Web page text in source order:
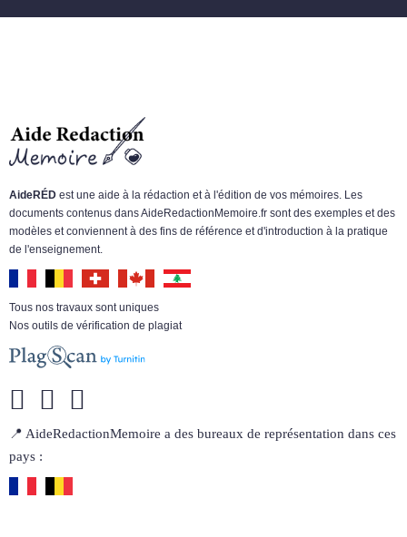
AideRÉD est une aide à la rédaction et à l'édition de vos mémoires. Les
documents contenus dans AideRedactionMemoire.fr sont des exemples et des
modèles et conviennent à des fins de référence et d'introduction à la pratique
de l'enseignement.
Tous nos travaux sont uniques
Nos outils de vérification de plagiat
📍 AideRedactionMemoire a des bureaux de représentation dans ces
pays :